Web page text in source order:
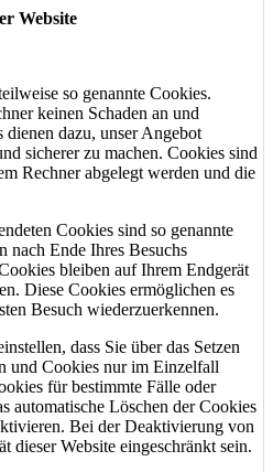
Website
so genannte Cookies.
keinen Schaden an und
dazu, unser Angebot
sicherer zu machen. Cookies sind
Rechner abgelegt werden und die
Cookies sind so genannte
nach Ende Ihres Besuchs
bleiben auf Ihrem Endgerät
Diese Cookies ermöglichen es
Besuch wiederzuerkennen.
dass Sie über das Setzen
und Cookies nur im Einzelfall
für bestimmte Fälle oder
automatische Löschen der Cookies
Bei der Deaktivierung von
dieser Website eingeschränkt sein.